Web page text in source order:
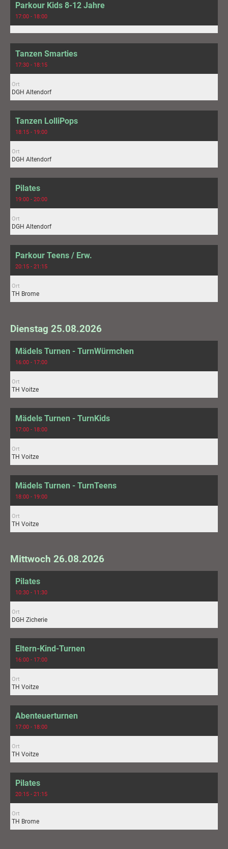
Parkour Kids 8-12 Jahre
17:00 - 18:00
Tanzen Smarties
17:30 - 18:15
Ort
DGH Altendorf
Tanzen LolliPops
18:15 - 19:00
Ort
DGH Altendorf
Pilates
19:00 - 20:00
Ort
DGH Altendorf
Parkour Teens / Erw.
20:15 - 21:15
Ort
TH Brome
Dienstag 25.08.2026
Mädels Turnen - TurnWürmchen
16:00 - 17:00
Ort
TH Voitze
Mädels Turnen - TurnKids
17:00 - 18:00
Ort
TH Voitze
Mädels Turnen - TurnTeens
18:00 - 19:00
Ort
TH Voitze
Mittwoch 26.08.2026
Pilates
10:30 - 11:30
Ort
DGH Zicherie
Eltern-Kind-Turnen
16:00 - 17:00
Ort
TH Voitze
Abenteuerturnen
17:00 - 18:00
Ort
TH Voitze
Pilates
20:15 - 21:15
Ort
TH Brome